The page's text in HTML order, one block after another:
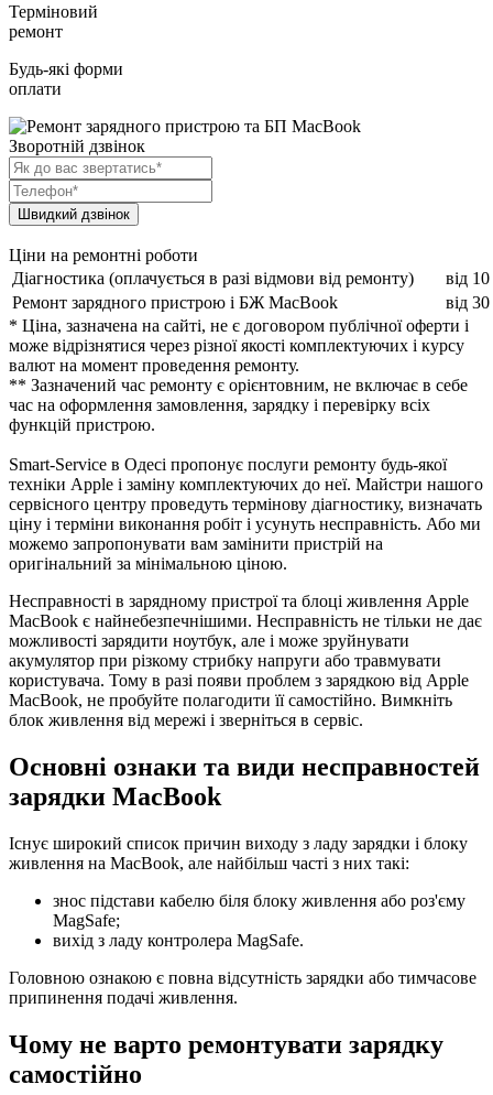
Терміновий
ремонт
Будь-які форми
оплати
Зворотній дзвінок
Ціни на ремонтні роботи
Діагностика (оплачується в разі відмови від ремонту)
від
Ремонт зарядного пристрою і БЖ MacBook
від
* Ціна, зазначена на сайті, не є договором публічної оферти і
може відрізнятися через різної якості комплектуючих і курсу
валют на момент проведення ремонту.
** Зазначений час ремонту є орієнтовним, не включає в себе
час на оформлення замовлення, зарядку і перевірку всіх
функцій пристрою.
Smart-Service в Одесі пропонує послуги ремонту будь-якої
техніки Apple і заміну комплектуючих до неї. Майстри нашого
сервісного центру проведуть термінову діагностику, визначать
ціну і терміни виконання робіт і усунуть несправність. Або ми
можемо запропонувати вам замінити пристрій на
оригінальний за мінімальною ціною.
Несправності в зарядному пристрої та блоці живлення Apple
MacBook є найнебезпечнішими. Несправність не тільки не дає
можливості зарядити ноутбук, але і може зруйнувати
акумулятор при різкому стрибку напруги або травмувати
користувача. Тому в разі появи проблем з зарядкою від Apple
MacBook, не пробуйте полагодити її самостійно. Вимкніть
блок живлення від мережі і зверніться в сервіс.
Основні ознаки та види несправностей
зарядки MacBook
Існує широкий список причин виходу з ладу зарядки і блоку
живлення на MacBook, але найбільш часті з них такі:
знос підстави кабелю біля блоку живлення або роз'єму
MagSafe;
вихід з ладу контролера MagSafe.
Головною ознакою є повна відсутність зарядки або тимчасове
припинення подачі живлення.
Чому не варто ремонтувати зарядку
самостійно